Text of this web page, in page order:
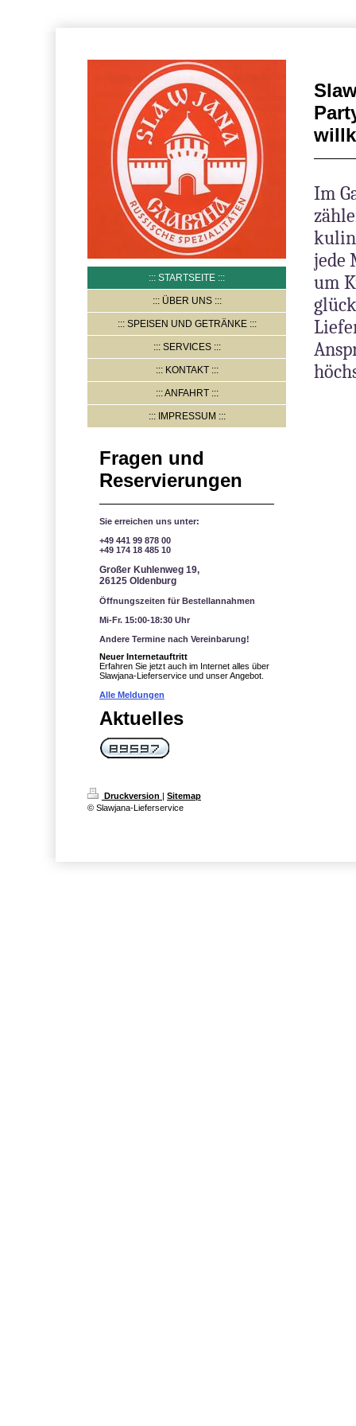
STARTSEITE
ÜBER UNS
SPEISEN UND GETRÄNKE
SERVICES
KONTAKT
ANFAHRT
IMPRESSUM
Fragen und
Reservierungen
Sie erreichen uns unter:
+49 441 99 878 00
+49 174 18 485 10
Großer Kuhlenweg 19,
26125 Oldenburg
Öffnungszeiten für Bestellannahmen
Mi-Fr. 15:00-18:30 Uhr
Andere Termine nach Vereinbarung!
Neuer Internetauftritt
Erfahren Sie jetzt auch im Internet alles über
Slawjana-Lieferservice und unser Angebot.
Alle Meldungen
Aktuelles
Im
jede
um
Druckversion | Sitemap
© Slawjana-Lieferservice